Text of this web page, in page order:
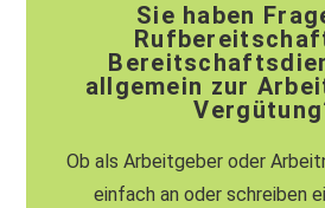
Sie haben
allgemein zur
Ob als Arbeitgeber oder
einfach an oder schreiben